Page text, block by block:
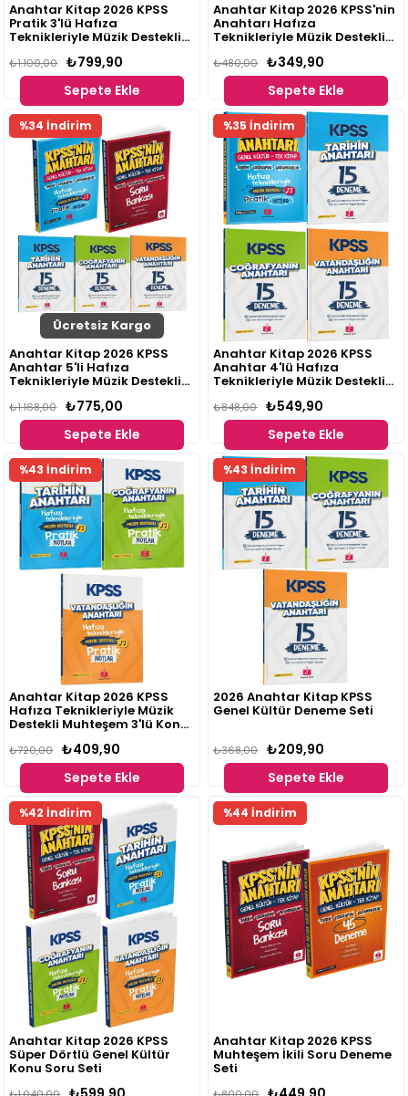
Anahtar Kitap 2026 KPSS
Pratik 3'lü Hafıza
Teknikleriyle Müzik Destekli
₺799,90
₺1.100,00
Sepete Ekle
Anahtar Kitap 2026 KPSS'nin
Anahtarı Hafıza
Teknikleriyle Müzik Destekli
Tek Kitap₺349,90
₺480,00
Sepete Ekle
Ücretsiz Kargo
Anahtar Kitap 2026 KPSS
Anahtar 5'li Hafıza
Teknikleriyle Müzik Destekli
₺775,00
₺1.168,00
Sepete Ekle
%34 İndirim
Anahtar Kitap 2026 KPSS
Anahtar 4'lü Hafıza
Teknikleriyle Müzik Destekli
₺549,90
₺848,00
Sepete Ekle
%35 İndirim
Anahtar Kitap 2026 KPSS
Hafıza Teknikleriyle Müzik
Destekli Muhteşem 3'lü Konu
₺409,90
₺720,00
Sepete Ekle
%43 İndirim
2026 Anahtar Kitap KPSS
Genel Kültür Deneme Seti
₺209,90
₺368,00
Sepete Ekle
%43 İndirim
Anahtar Kitap 2026 KPSS
Süper Dörtlü Genel Kültür
Konu Soru Seti
%42 İndirim
Anahtar Kitap 2026 KPSS
Muhteşem İkili Soru Deneme
Seti
%44 İndirim